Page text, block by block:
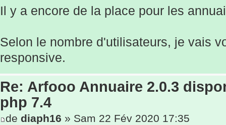
Il y a encore de la place pour les
Selon le nombre d'utilisateurs, je vais
responsive.
Re: Arfooo Annuaire 2.0.3
php 7.4
de diaph16 » Sam 22 Fév 2020 17:35